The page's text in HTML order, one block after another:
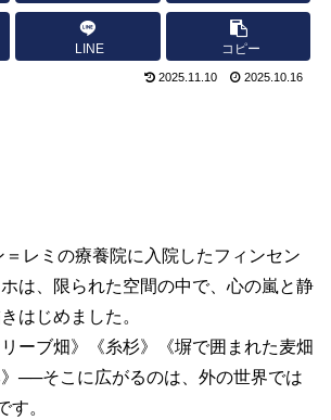
LINE コピー
2025.11.10 2025.10.16
レミの療養院に入院したフィンセン
は、限られた空間の中で、心の嵐と静
はじめました。
リーブ畑》《糸杉》《塀で囲まれた麦畑
──そこに広がるのは、外の世界では
す。